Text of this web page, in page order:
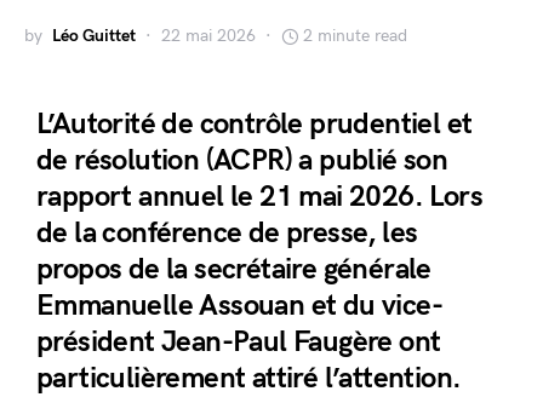
by Léo Guittet 22 mai 2026 2 minute read
L’Autorité de contrôle prudentiel et
de résolution (ACPR) a publié son
rapport annuel le 21 mai 2026. Lors
de la conférence de presse, les
propos de la secrétaire générale
Emmanuelle Assouan et du vice-
président Jean-Paul Faugère ont
particulièrement attiré l’attention.